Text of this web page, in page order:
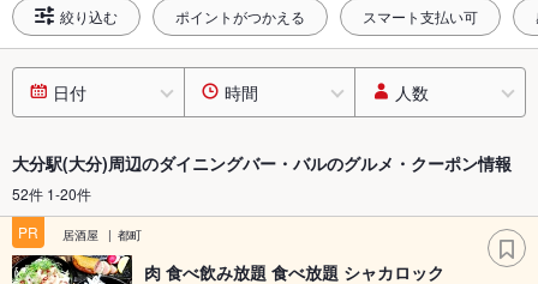
絞り込む ポイントがつかえる スマート支払い可
日付 時間 人数
大分駅(大分)周辺のダイニングバー・バルのグルメ・クーポン情報
52件 1-20件
PR
居酒屋 都町
肉 食べ飲み放題 食べ放題 シャカロック